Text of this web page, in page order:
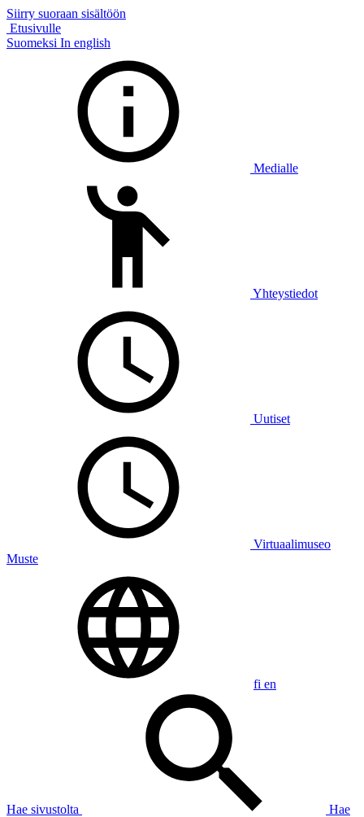
Siirry suoraan sisältöön
Etusivulle
Suomeksi In english
Medialle
Yhteystiedot
Uutiset
Virtuaalimuseo
Muste
fi en
Hae sivustolta Hae